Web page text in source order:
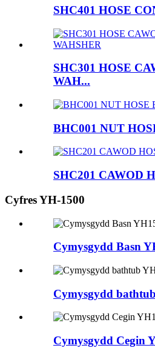
SHC401 HOSE
SHC301 HOSE
WAH...
BHC001 NUT
SHC201 CAWOD
Cyfres YH-1500
Cymysgydd Basn
Cymysgydd
Cymysgydd Cegin